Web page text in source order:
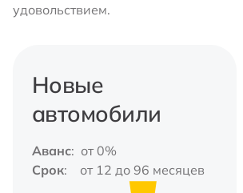
удовольствием.
Новые
автомобили
Аванс: от 0%
Срок: от 12 до 96 месяцев